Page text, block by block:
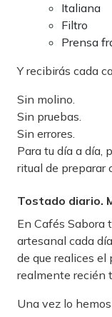
Italiana
Filtro
Prensa
Y recibirás cada
Sin molino.
Sin pruebas.
Sin errores.
Para tu día a día,
ritual de preparar
Tostado diario.
En Cafés Sabora
artesanal cada
de que realices el
realmente recién
Una vez lo